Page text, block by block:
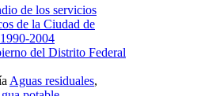
de los servicios
de la Ciudad de
2004
del Distrito Federal
Aguas residuales,